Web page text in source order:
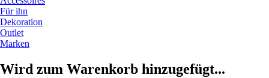
Für ihn
Dekoration
Outlet
Marken
Wird zum Warenkorb hinzugefügt...